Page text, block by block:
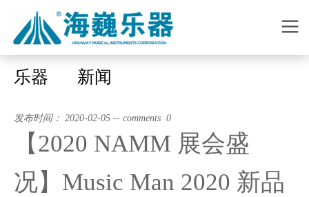
乐器 新闻
发布时间： 2020-02-05 -- comments 0
【2020 NAMM 展会盛
况】Music Man 2020 新品